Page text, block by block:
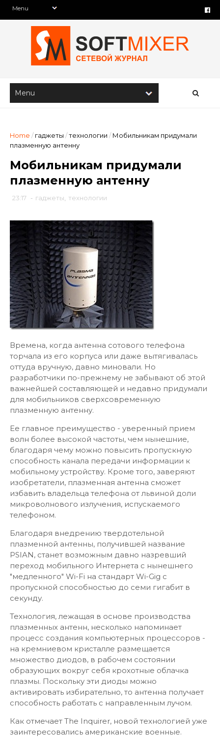
Home / гаджеты /технологии / Мобильникам придумали
плазменную антенну
Мобильникам придумали
плазменную антенну
23:17 - гаджеты технологии
Времена, когда антенна сотового телефона
торчала из его корпуса или даже вытягивалась
оттуда вручную, давно миновали. Но
разработчики по-прежнему не забывают об этой
важнейшей составляющей и недавно придумали
для мобильников сверхсовременную
плазменную антенну.
Ее главное преимущество - уверенный прием
волн более высокой частоты, чем нынешние,
благодаря чему можно повысить пропускную
способность канала передачи информации к
мобильному устройству. Кроме того, заверяют
изобретатели, плазменная антенна сможет
избавить владельца телефона от львиной доли
микроволнового излучения, испускаемого
телефоном.
Благодаря внедрению твердотельной
плазменной антенны, получившей название
PSIAN, станет возможным давно назревший
переход мобильного Интернета с нынешнего
"медленного" Wi-Fi на стандарт Wi-Gig с
пропускной способностью до семи гигабит в
секунду.
Технология, лежащая в основе производства
плазменных антенн, несколько напоминает
процесс создания компьютерных процессоров -
на кремниевом кристалле размещается
множество диодов, в рабочем состоянии
образующих вокруг себя крохотные облачка
плазмы. Поскольку эти диоды можно
активировать избирательно, то антенна получает
способность работать с направленным лучом.
Как отмечает The Inquirer, новой технологией уже
заинтересовались американские военные.